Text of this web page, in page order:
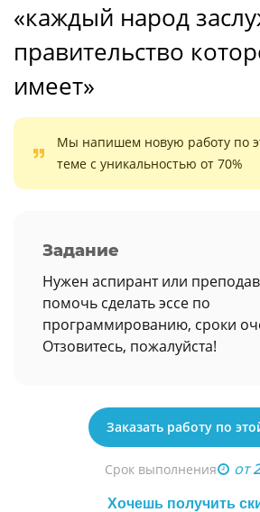
«каждый народ
правительство
имеет»
Мы напишем новую работу по
теме с уникальностью от 70%
Задание
Нужен аспирант или
помочь сделать эссе по
программированию, сроки
Отзовитесь, пожалуйста!
Заказать работу по
Срок выполнения от
Хочешь получить